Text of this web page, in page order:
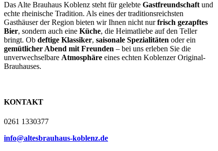
Das Alte Brauhaus Koblenz steht für gelebte Gastfreundschaft und
echte rheinische Tradition. Als eines der traditionsreichsten
Gasthäuser der Region bieten wir Ihnen nicht nurfrisch gezapftes
Bier, sondern auch eine Küche, die Heimatliebe auf den Teller
bringt. Ob deftige Klassiker, saisonale Spezialitäten oder ein
gemütlicher Abend mit Freunden – bei uns erleben Sie die
unverwechselbare Atmosphäre eines echten Koblenzer Original-
Brauhauses.
KONTAKT
0261 1330377
info@altesbrauhaus-koblenz.de